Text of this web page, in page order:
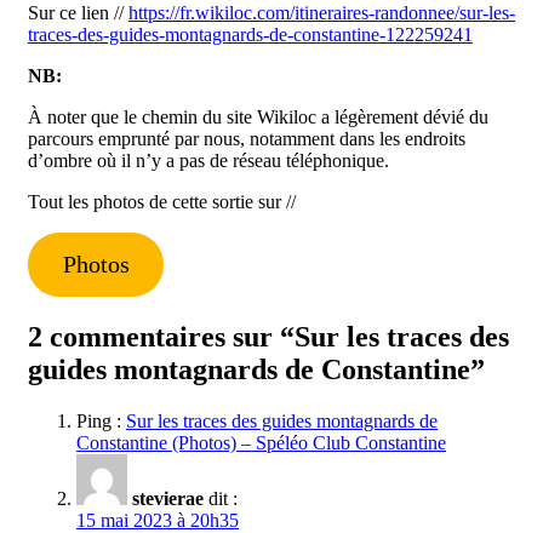
Sur ce lien //https://fr.wikiloc.com/itineraires-randonnee/sur-les-
traces-des-guides-montagnards-de-constantine-122259241
NB:
À noter que le chemin du site Wikiloc a légèrement dévié du
parcours emprunté par nous, notamment dans les endroits
d’ombre où il n’y a pas de réseau téléphonique.
Tout les photos de cette sortie sur //
Photos
2 commentaires sur “Sur les traces des
guides montagnards de Constantine”
Ping : Sur les traces des guides montagnards de
Constantine (Photos) – Spéléo Club Constantine
stevierae dit :
15 mai 2023 à 20h35